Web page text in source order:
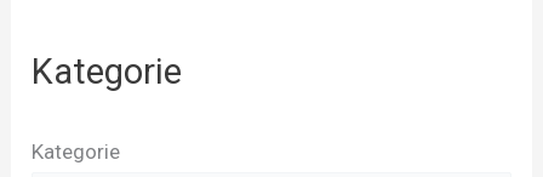
Kategorie
Kategorie